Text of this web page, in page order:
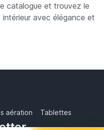
catalogue et trouvez le
avec élégance et
aération Tablettes